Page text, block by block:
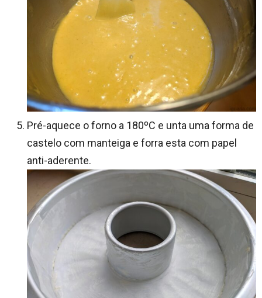
Pré-aquece o forno a 180ºC e unta uma forma de
castelo com manteiga e forra esta com papel
anti-aderente.